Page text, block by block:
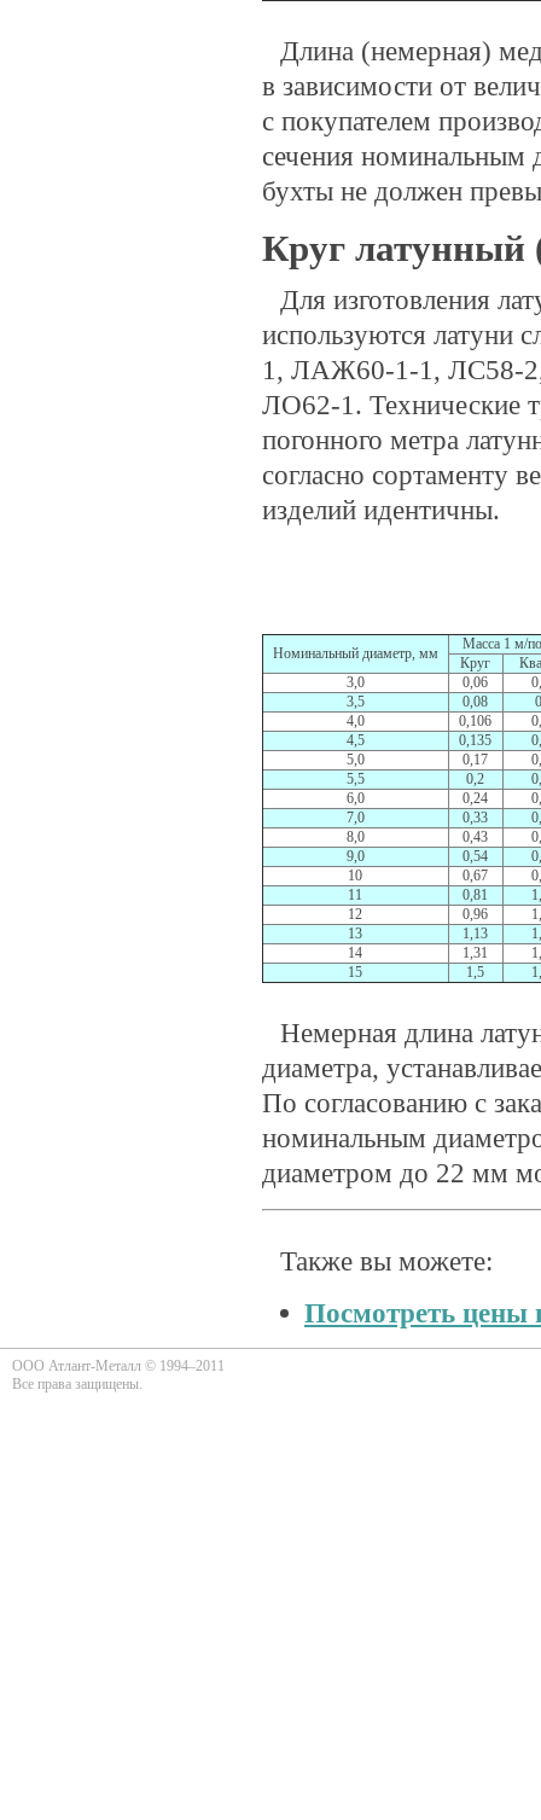
Длина (немерная)
в зависимости от
с покупателем
сечения номинальным
бухты не должен
Круг латунный
Для изготовления
используются
1, ЛАЖ60-1-1, ЛС58-
ЛО62-1. Технические
погонного метра
согласно сортаменту
изделий идентичны.
Номинальный диаметр, мм
Масса 1 м/
Круг
3,0
0,06
3,5
0,08
4,0
0,106
4,5
0,135
5,0
0,17
5,5
0,2
6,0
0,24
7,0
0,33
8,0
0,43
9,0
0,54
10
0,67
11
0,81
12
0,96
13
1,13
14
1,31
15
1,5
Немерная длина
диаметра,
По согласованию с
номинальным
диаметром до 22 мм
Также вы можете:
Посмотреть цены
ООО Атлант-Металл © 1994–2011
Все права защищены.